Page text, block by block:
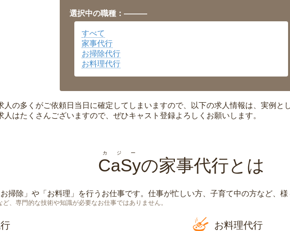
福井県 ▼
岡山県 ▼
広島県
沖縄県 ▼
選択中の職種：———
すべて
家事代行
お掃除代行
お料理代行
人の多くがご依頼日当日に確定してしまいますので、以下の求人情報は、実例と
人はたくさんございますので、ぜひキャスト登録よろしくお願いします。
CaSy
カジー
の家事代行とは
お掃除 」や「 お料理 」を行うお仕事です。仕事が忙しい方、子育て中の方など、
、専門的な技術や知識が必要なお仕事ではありません。
お料理代行